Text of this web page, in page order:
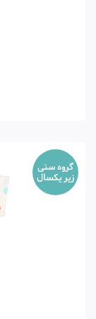
گروه سنی
زیر یکسال